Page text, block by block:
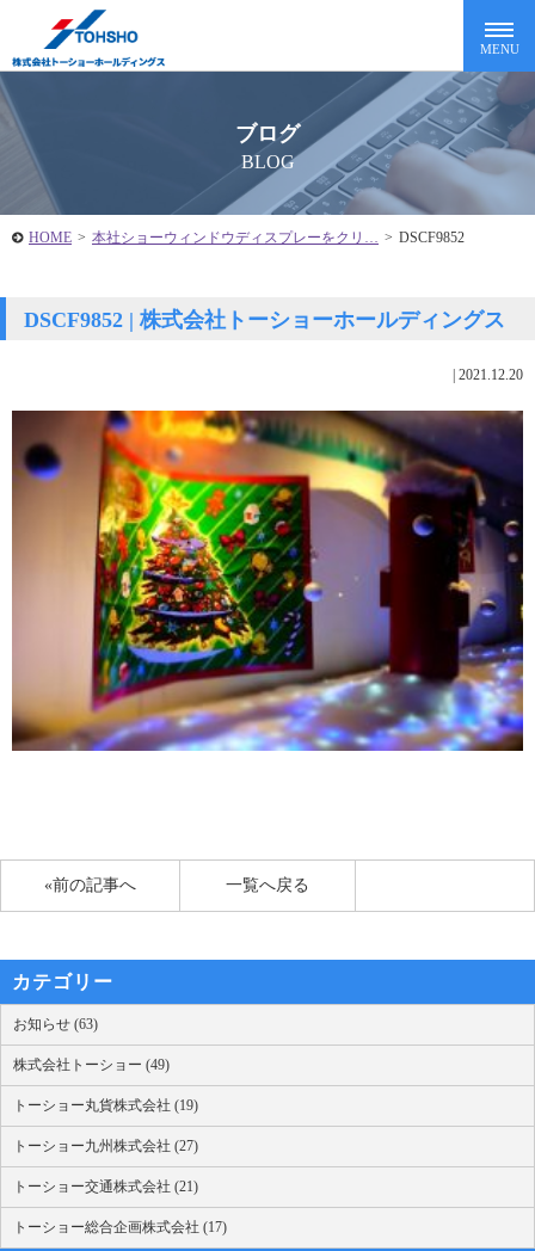
ブログ
BLOG
HOME > 本社ショーウィンドウディスプレーをクリ… > DSCF9852
DSCF9852 | 株式会社トーショーホールディングス
2021.12.20
«前の記事へ 一覧へ戻る
カテゴリー
お知らせ (63)
株式会社トーショー (49)
トーショー丸貨株式会社 (19)
トーショー九州株式会社 (27)
トーショー交通株式会社 (21)
トーショー総合企画株式会社 (17)